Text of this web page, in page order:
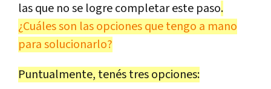
las que no se logre completar este paso.
¿Cuáles son las opciones que tengo a mano
para solucionarlo?
Puntualmente, tenés tres opciones: